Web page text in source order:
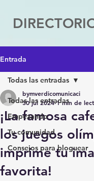
Entrada
Todas las entradas
Empezando
Tu comunidad
Consejos para bloguear
Todas las entradas
¡La famosa
los juegos
imprime tu
favorita!
bymverdicomunicaci
30 jul 2024 1 min de